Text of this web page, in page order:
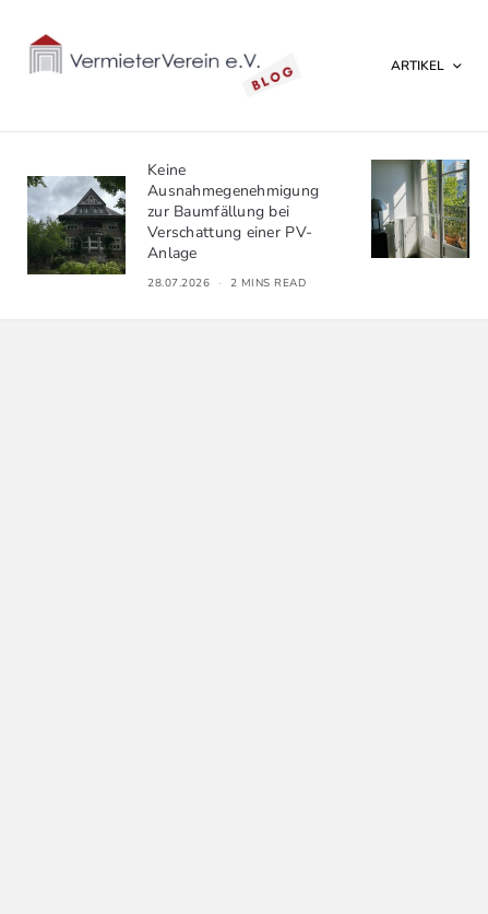
ARTIKEL
BGH: Beschlusszwang für
bauliche Veränderungen bei
Doppelhaushälfte
21.07.2026 2 MINS READ